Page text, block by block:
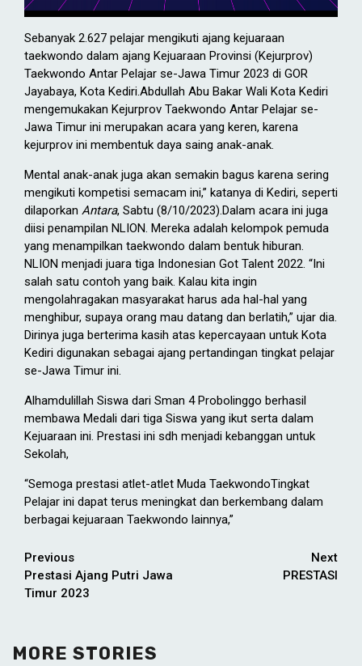
Sebanyak 2.627 pelajar mengikuti ajang kejuaraan
taekwondo dalam ajang Kejuaraan Provinsi (Kejurprov)
Taekwondo Antar Pelajar se-Jawa Timur 2023 di GOR
Jayabaya, Kota Kediri.Abdullah Abu Bakar Wali Kota Kediri
mengemukakan Kejurprov Taekwondo Antar Pelajar se-
Jawa Timur ini merupakan acara yang keren, karena
kejurprov ini membentuk daya saing anak-anak.
Mental anak-anak juga akan semakin bagus karena sering
mengikuti kompetisi semacam ini,” katanya di Kediri, seperti
dilaporkan Antara, Sabtu (8/10/2023).Dalam acara ini juga
diisi penampilan NLION. Mereka adalah kelompok pemuda
yang menampilkan taekwondo dalam bentuk hiburan.
NLION menjadi juara tiga Indonesian Got Talent 2022. “Ini
salah satu contoh yang baik. Kalau kita ingin
mengolahragakan masyarakat harus ada hal-hal yang
menghibur, supaya orang mau datang dan berlatih,” ujar dia.
Dirinya juga berterima kasih atas kepercayaan untuk Kota
Kediri digunakan sebagai ajang pertandingan tingkat pelajar
se-Jawa Timur ini.
Alhamdulillah Siswa dari Sman 4 Probolinggo berhasil
membawa Medali dari tiga Siswa yang ikut serta dalam
Kejuaraan ini. Prestasi ini sdh menjadi kebanggan untuk
Sekolah,
“Semoga prestasi atlet-atlet Muda TaekwondoTingkat
Pelajar ini dapat terus meningkat dan berkembang dalam
berbagai kejuaraan Taekwondo lainnya,”
Continue
Reading
Previous
Prestasi Ajang Putri Jawa
Timur 2023
Next
PRESTASI
MORE STORIES